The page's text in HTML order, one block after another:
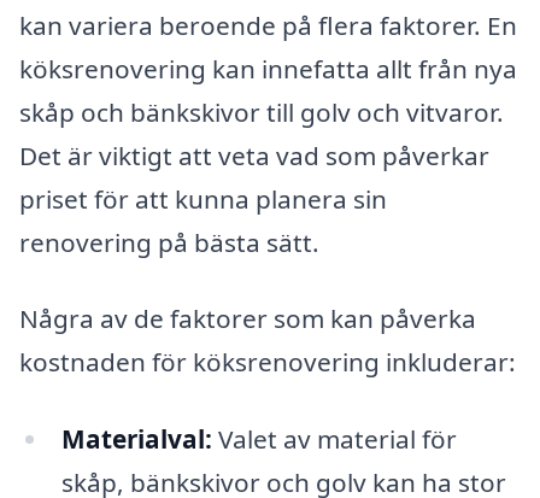
kan variera beroende på flera faktorer. En
köksrenovering kan innefatta allt från nya
skåp och bänkskivor till golv och vitvaror.
Det är viktigt att veta vad som påverkar
priset för att kunna planera sin
renovering på bästa sätt.
Några av de faktorer som kan påverka
kostnaden för köksrenovering inkluderar:
Materialval: Valet av material för
skåp, bänkskivor och golv kan ha stor